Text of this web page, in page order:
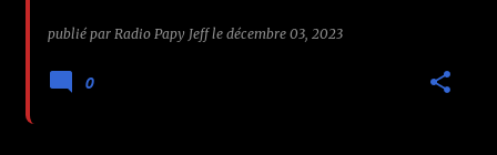
publié par Radio Papy Jeff le décembre 03, 2023
0